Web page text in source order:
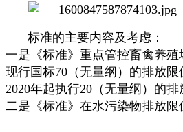
标准的主要内容及考虑：
一是《标准》重点管控畜禽养殖
现行国标70（无量纲）的排放
2020年起执行20（无量纲）的
二是《标准》在水污染物排放限